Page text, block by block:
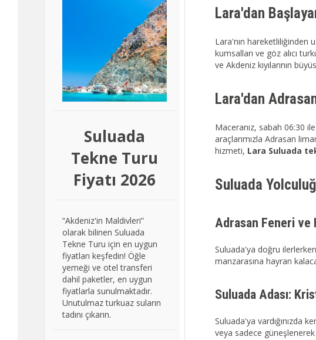
Lara'dan
Lara'nın hareketliliğinden
kumsalları ve göz alıcı
ve Akdeniz kıyılarının
Lara'dan
Maceranız, sabah 06:30
araçlarımızla Adrasan
hizmeti, Lara Suluada
Suluada
Adrasan Feneri ve
Suluada'ya doğru
manzarasına hayran
Suluada Adası:
Suluada'ya vardığınızda
veya sadece güneşlenerek
Suluada
Tekne Turu
Fiyatı 2026
“Akdeniz'in Maldivleri”
olarak bilinen Suluada
Tekne Turu için en uygun
fiyatları keşfedin! Öğle
yemeği ve otel transferi
dahil paketler, en uygun
fiyatlarla sunulmaktadır.
Unutulmaz turkuaz suların
tadını çıkarın.